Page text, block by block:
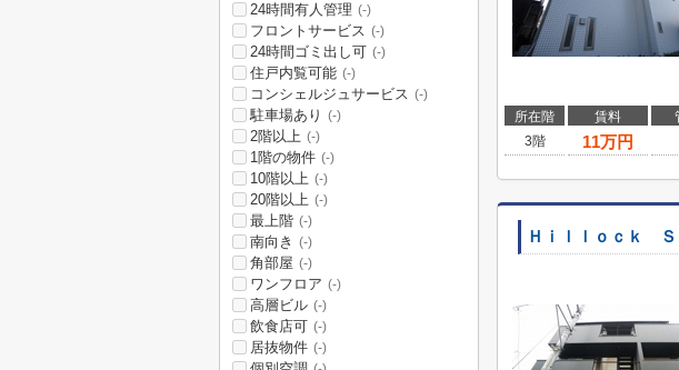
所在階 賃料
3階
11万円
Ｈｉｌｌｏｃｋ
24時間有人管理 (-)
フロントサービス (-)
24時間ゴミ出し可 (-)
住戸内覧可能 (-)
コンシェルジュサービス (-)
駐車場あり (-)
2階以上 (-)
1階の物件 (-)
10階以上 (-)
20階以上 (-)
最上階 (-)
南向き (-)
角部屋 (-)
ワンフロア (-)
高層ビル (-)
飲食店可 (-)
居抜物件 (-)